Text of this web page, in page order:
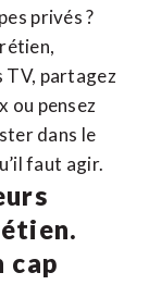
privés ?
TV, partagez
ou pensez
dans le
faut agir.
cap